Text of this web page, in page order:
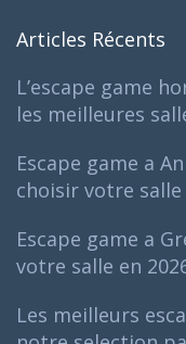
Articles Récents
L’escape game
les meilleures
Escape game a
choisir votre salle
Escape game a
votre salle en
Les meilleurs